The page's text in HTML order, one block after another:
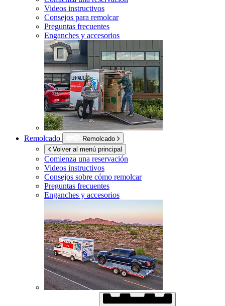
Videos instructivos
Consejos para remolcar
Preguntas frecuentes
Enganches y accesorios
Remolcado
Remolcado
Volver al menú principal
Comienza una reservación
Videos instructivos
Consejos sobre cómo remolcar
Preguntas frecuentes
Enganches y accesorios